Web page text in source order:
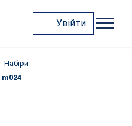
Увійти
Набіри